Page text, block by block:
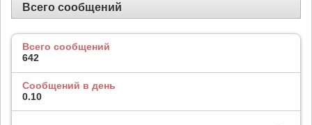
Всего сообщений
Всего сообщений
642
Сообщений в день
0.10